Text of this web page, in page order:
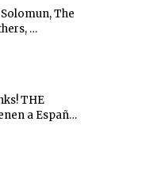
Solomun, The
…
THE
a Españ…